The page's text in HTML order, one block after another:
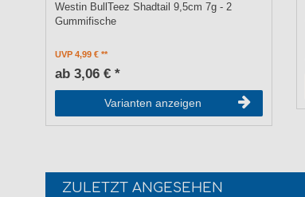
Westin BullTeez Shadtail 9,5cm 7g - 2
Gummifische
UVP 4,99 €
ab 3,06 € *
Varianten anzeigen
ZULETZT ANGESEHEN